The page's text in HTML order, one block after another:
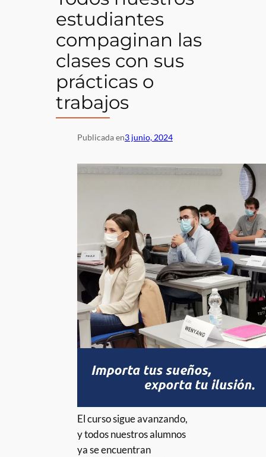
estudiantes
compaginan las
clases con sus
prácticas o
trabajos
Publicada en3 junio, 2024
El curso sigue avanzando,
y todos nuestros alumnos
ya se encuentran